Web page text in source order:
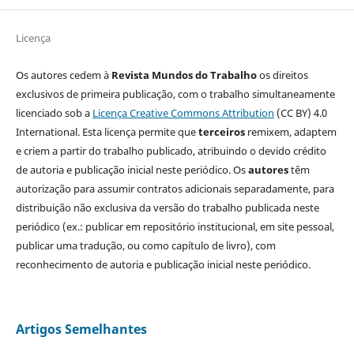
Licença
Os autores cedem à Revista Mundos do Trabalhoos direitos
exclusivos de primeira publicação, com o trabalho simultaneamente
licenciado sob a Licença Creative Commons Attribution (CC BY) 4.0
International. Esta licença permite queterceirosremixem, adaptem
e criem a partir do trabalho publicado, atribuindo o devido crédito
de autoria e publicação inicial neste periódico. Osautorestêm
autorização para assumir contratos adicionais separadamente, para
distribuição não exclusiva da versão do trabalho publicada neste
periódico (ex.: publicar em repositório institucional, em site pessoal,
publicar uma tradução, ou como capítulo de livro), com
reconhecimento de autoria e publicação inicial neste periódico.
Artigos Semelhantes